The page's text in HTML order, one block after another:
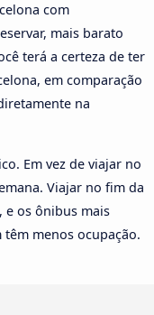
com
mais barato
terá a certeza de ter
em comparação
na
Em vez de viajar no
Viajar no fim da
e os ônibus mais
menos ocupação.